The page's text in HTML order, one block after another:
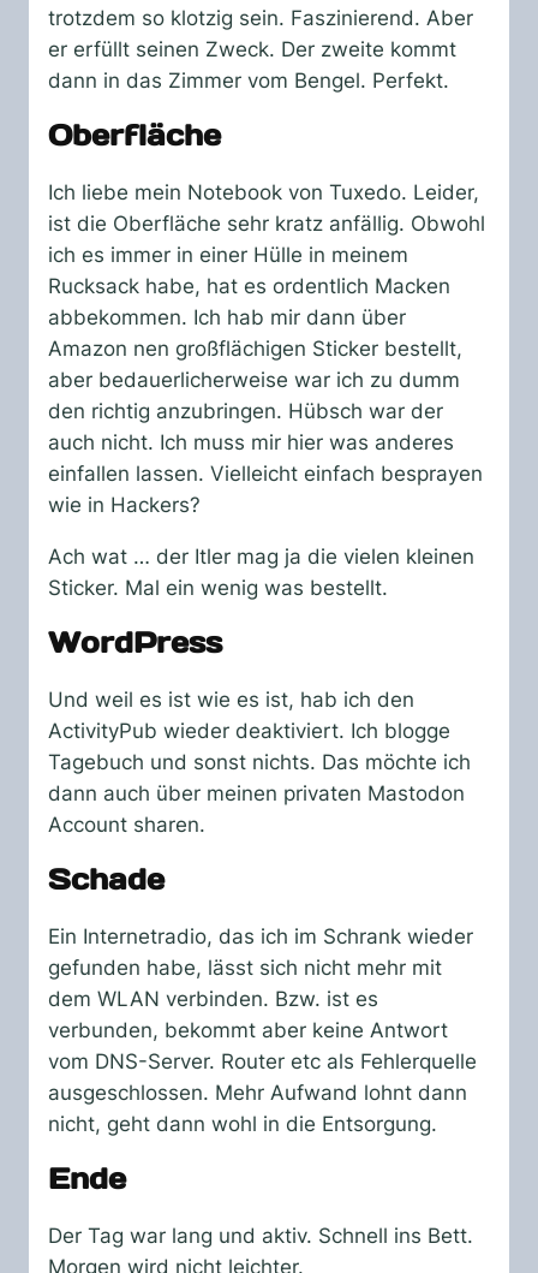
trotzdem so klotzig sein. Faszinierend. Aber
er erfüllt seinen Zweck. Der zweite kommt
dann in das Zimmer vom Bengel. Perfekt.
Oberfläche
Ich liebe mein Notebook von Tuxedo. Leider,
ist die Oberfläche sehr kratz anfällig. Obwohl
ich es immer in einer Hülle in meinem
Rucksack habe, hat es ordentlich Macken
abbekommen. Ich hab mir dann über
Amazon nen großflächigen Sticker bestellt,
aber bedauerlicherweise war ich zu dumm
den richtig anzubringen. Hübsch war der
auch nicht. Ich muss mir hier was anderes
einfallen lassen. Vielleicht einfach besprayen
wie in Hackers?
Ach wat … der Itler mag ja die vielen kleinen
Sticker. Mal ein wenig was bestellt.
WordPress
Und weil es ist wie es ist, hab ich den
ActivityPub wieder deaktiviert. Ich blogge
Tagebuch und sonst nichts. Das möchte ich
dann auch über meinen privaten Mastodon
Account sharen.
Schade
Ein Internetradio, das ich im Schrank wieder
gefunden habe, lässt sich nicht mehr mit
dem WLAN verbinden. Bzw. ist es
verbunden, bekommt aber keine Antwort
vom DNS-Server. Router etc als Fehlerquelle
ausgeschlossen. Mehr Aufwand lohnt dann
nicht, geht dann wohl in die Entsorgung.
Ende
Der Tag war lang und aktiv. Schnell ins Bett.
Morgen wird nicht leichter.